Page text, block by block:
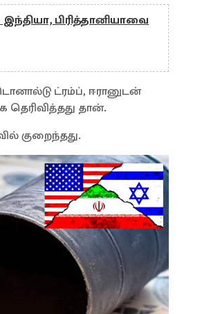
பிரித்தானியாவை
ட்ரம்ப், ஈரானுடன்
தான்.
குறைந்தது.